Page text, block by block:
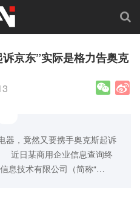
京东”实际是格力告奥克
器，竟然又要携手奥克斯起诉
日某商用企业信息查询终
息技术有限公司（简称“…